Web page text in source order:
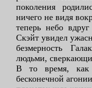
поколения
ничего не видя
теперь небо
Скэйт увидел
безмерность
людьми,
В то время, как
бесконечной